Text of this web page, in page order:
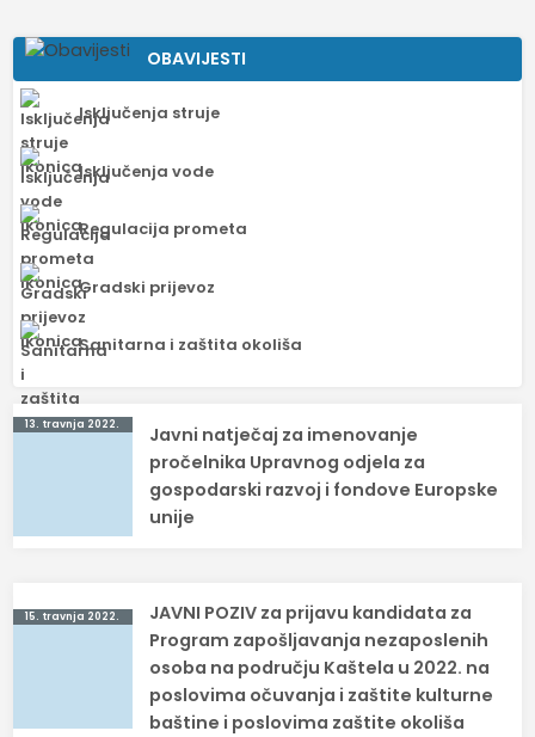
OBAVIJESTI
Isključenja struje
Isključenja vode
Regulacija prometa
Gradski prijevoz
Sanitarna i zaštita okoliša
Navigacija
13. travnja 2022.
Javni natječaj za imenovanje
pročelnika Upravnog odjela za
gospodarski razvoj i fondove Europske
unije
15. travnja 2022.
JAVNI POZIV za prijavu kandidata za
Program zapošljavanja nezaposlenih
osoba na području Kaštela u 2022. na
poslovima očuvanja i zaštite kulturne
baštine i poslovima zaštite okoliša